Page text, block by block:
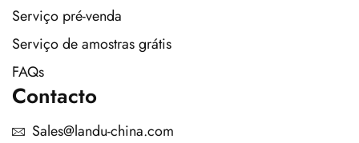
Serviço pré-venda
Serviço de amostras grátis
FAQs
Contacto
Sales@landu-china.com